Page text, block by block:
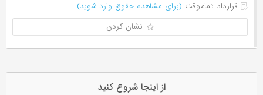
قرارداد تمام‌وقت (برای مشاهده حقوق وارد شوید)
نشان کردن
از اینجا شروع کنید